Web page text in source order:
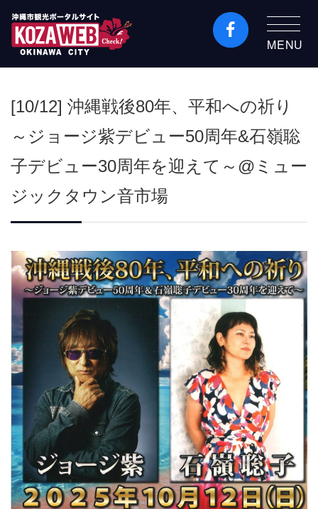
沖縄市観光ポータルコ
縄市コザの表も裏も楽
MENU
[10/12] 沖縄戦後80年、平和への祈り
～ジョージ紫デビュー50周年&石嶺聡
子デビュー30周年を迎えて～@ミュー
ジックタウン音市場